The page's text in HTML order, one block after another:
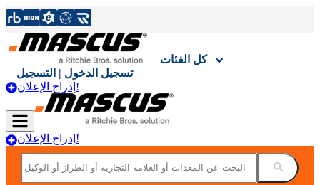
كل الفئات
تسجيل الدخول | التسجيل
إدراج الإعلان!
إدراج الإعلان!